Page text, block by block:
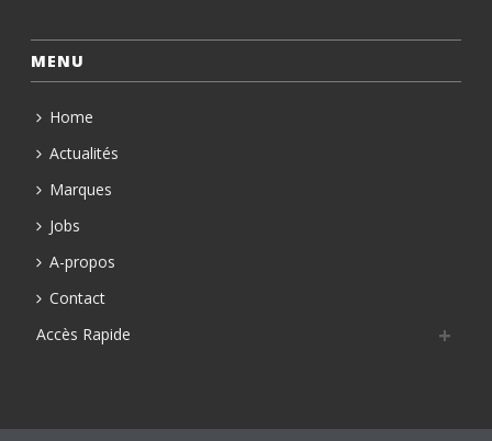
MENU
Home
Actualités
Marques
Jobs
A-propos
Contact
Accès Rapide